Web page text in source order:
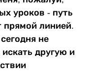
уроков - путь
прямой линией.
не
другую и